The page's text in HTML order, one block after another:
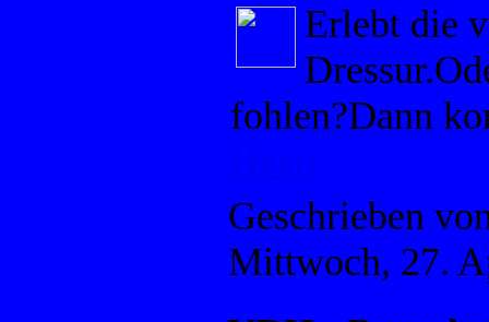
Erlebt die
fohlen?Dann
Geschrieben
Mittwoch, 27.